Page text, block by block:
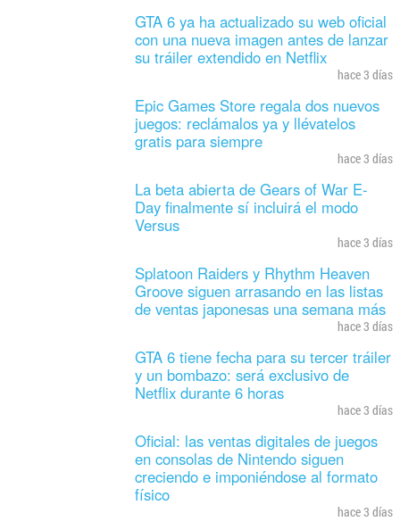
GTA 6 ya ha actualizado su web oficial
con una nueva imagen antes de lanzar
su tráiler extendido en Netflix
hace 3 días
Epic Games Store regala dos nuevos
juegos: reclámalos ya y llévatelos
gratis para siempre
hace 3 días
La beta abierta de Gears of War E-
Day finalmente sí incluirá el modo
Versus
hace 3 días
Splatoon Raiders y Rhythm Heaven
Groove siguen arrasando en las listas
de ventas japonesas una semana más
hace 3 días
GTA 6 tiene fecha para su tercer tráiler
y un bombazo: será exclusivo de
Netflix durante 6 horas
hace 3 días
Oficial: las ventas digitales de juegos
en consolas de Nintendo siguen
creciendo e imponiéndose al formato
físico
hace 3 días